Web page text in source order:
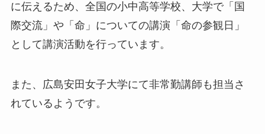
に伝えるため、全国の小中高等学校、大学で「国
際交流」や「命」についての講演「命の参観日」
として講演活動を行っています。
また、広島安田女子大学にて非常勤講師も担当さ
れているようです。